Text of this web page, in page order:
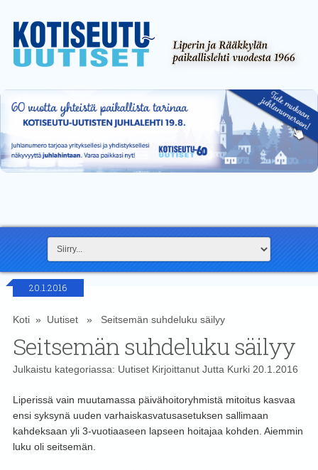
20.1.2016
Koti» Uutiset» Seitsemän suhdeluku säilyy
Seitsemän suhdeluku säilyy
Julkaistu kategoriassa: UutisetKirjoittanut Jutta Kurki20.1.2016
Liperissä vain muutamassa päivähoitoryhmistä mitoitus kasvaa
ensi syksynä uuden varhaiskasvatusasetuksen sallimaan
kahdeksaan yli 3-vuotiaaseen lapseen hoitajaa kohden. Aiemmin
luku oli seitsemän.